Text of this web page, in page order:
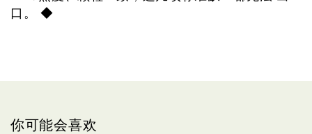
口。 ◆
你可能会喜欢